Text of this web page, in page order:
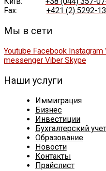
Fax: +421 (2) 5292-
Мы в сети
Youtube Facebook Instagram
messenger Viber Skype
Наши услуги
Иммиграция
Бизнес
Инвестиции
Бухгалтерский учет
Образование
Новости
Контакты
Прайслист